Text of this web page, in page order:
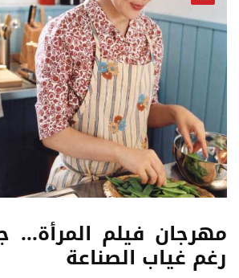
مهرجان فيلم
رغم غياب الصناعة